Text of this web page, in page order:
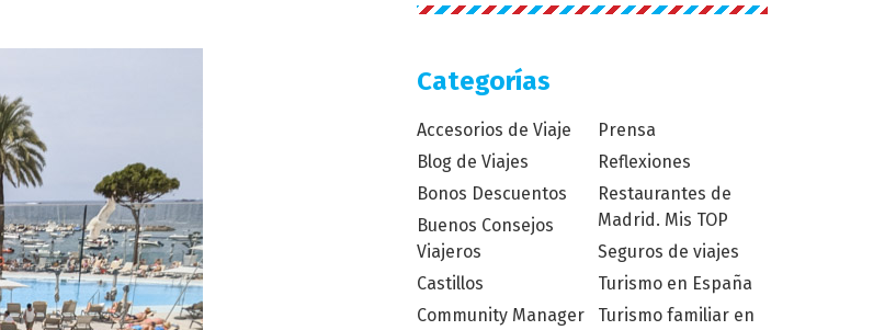
Categorías
Accesorios de Viaje
Blog de Viajes
Bonos Descuentos
Buenos Consejos
Viajeros
Castillos
Community Manager
Prensa
Reflexiones
Restaurantes de
Madrid. Mis TOP
Seguros de viajes
Turismo en España
Turismo familiar en